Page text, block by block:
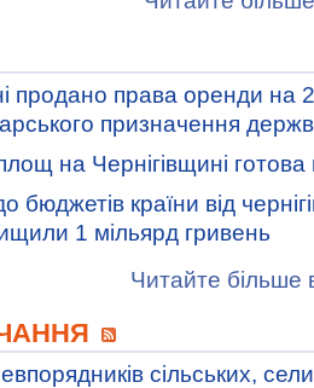
продано права оренди на
призначення
на Чернігівщині готова
країни від
1 мільярд гривень
Читайте більше
сільських,